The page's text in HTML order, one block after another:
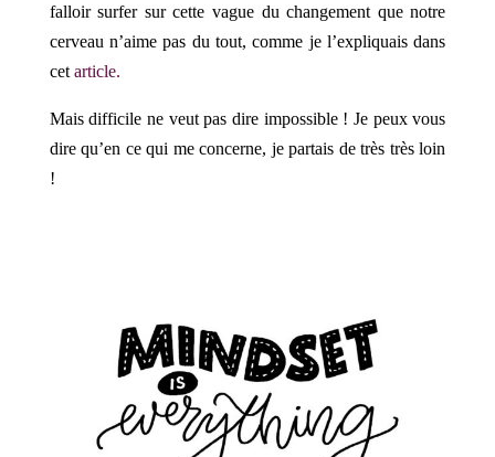
falloir surfer sur cette vague du changement que notre
cerveau n’aime pas du tout, comme je l’expliquais dans
cet article.
Mais difficile ne veut pas dire impossible ! Je peux vous
dire qu’en ce qui me concerne, je partais de très très loin
!